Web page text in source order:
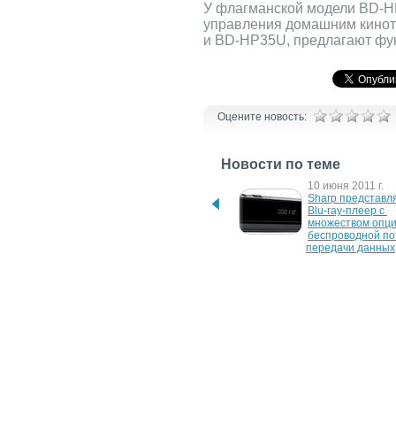
У флагманской модели BD-
управления домашним
и BD-HP35U, предлагают
Оцените новость:
Новости по теме
Samsung анонсировала
10 июня 2011 г.
Sharp
Blu-ray-плеер с
множеством
беспроводной
передачи данных